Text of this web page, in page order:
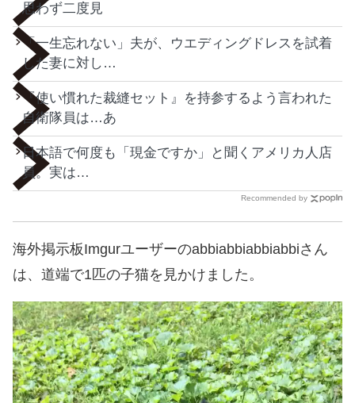
思わず二度見
「一生忘れない」夫が、ウエディングドレスを試着
した妻に対し…
『使い慣れた裁縫セット』を持参するよう言われた
自衛隊員は…あ
日本語で何度も「現金ですか」と聞くアメリカ人店
員。実は…
Recommended by
海外掲示板Imgurユーザーのabbiabbiabbiabbiさん
は、道端で1匹の子猫を見かけました。